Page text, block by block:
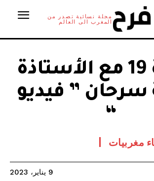
مجلة نسائية تصدر من
المغرب الى العالم
المادة 19 مع الأستاذة
سرحان ” فيديو
“
مغربيات
9 يناير، 2023